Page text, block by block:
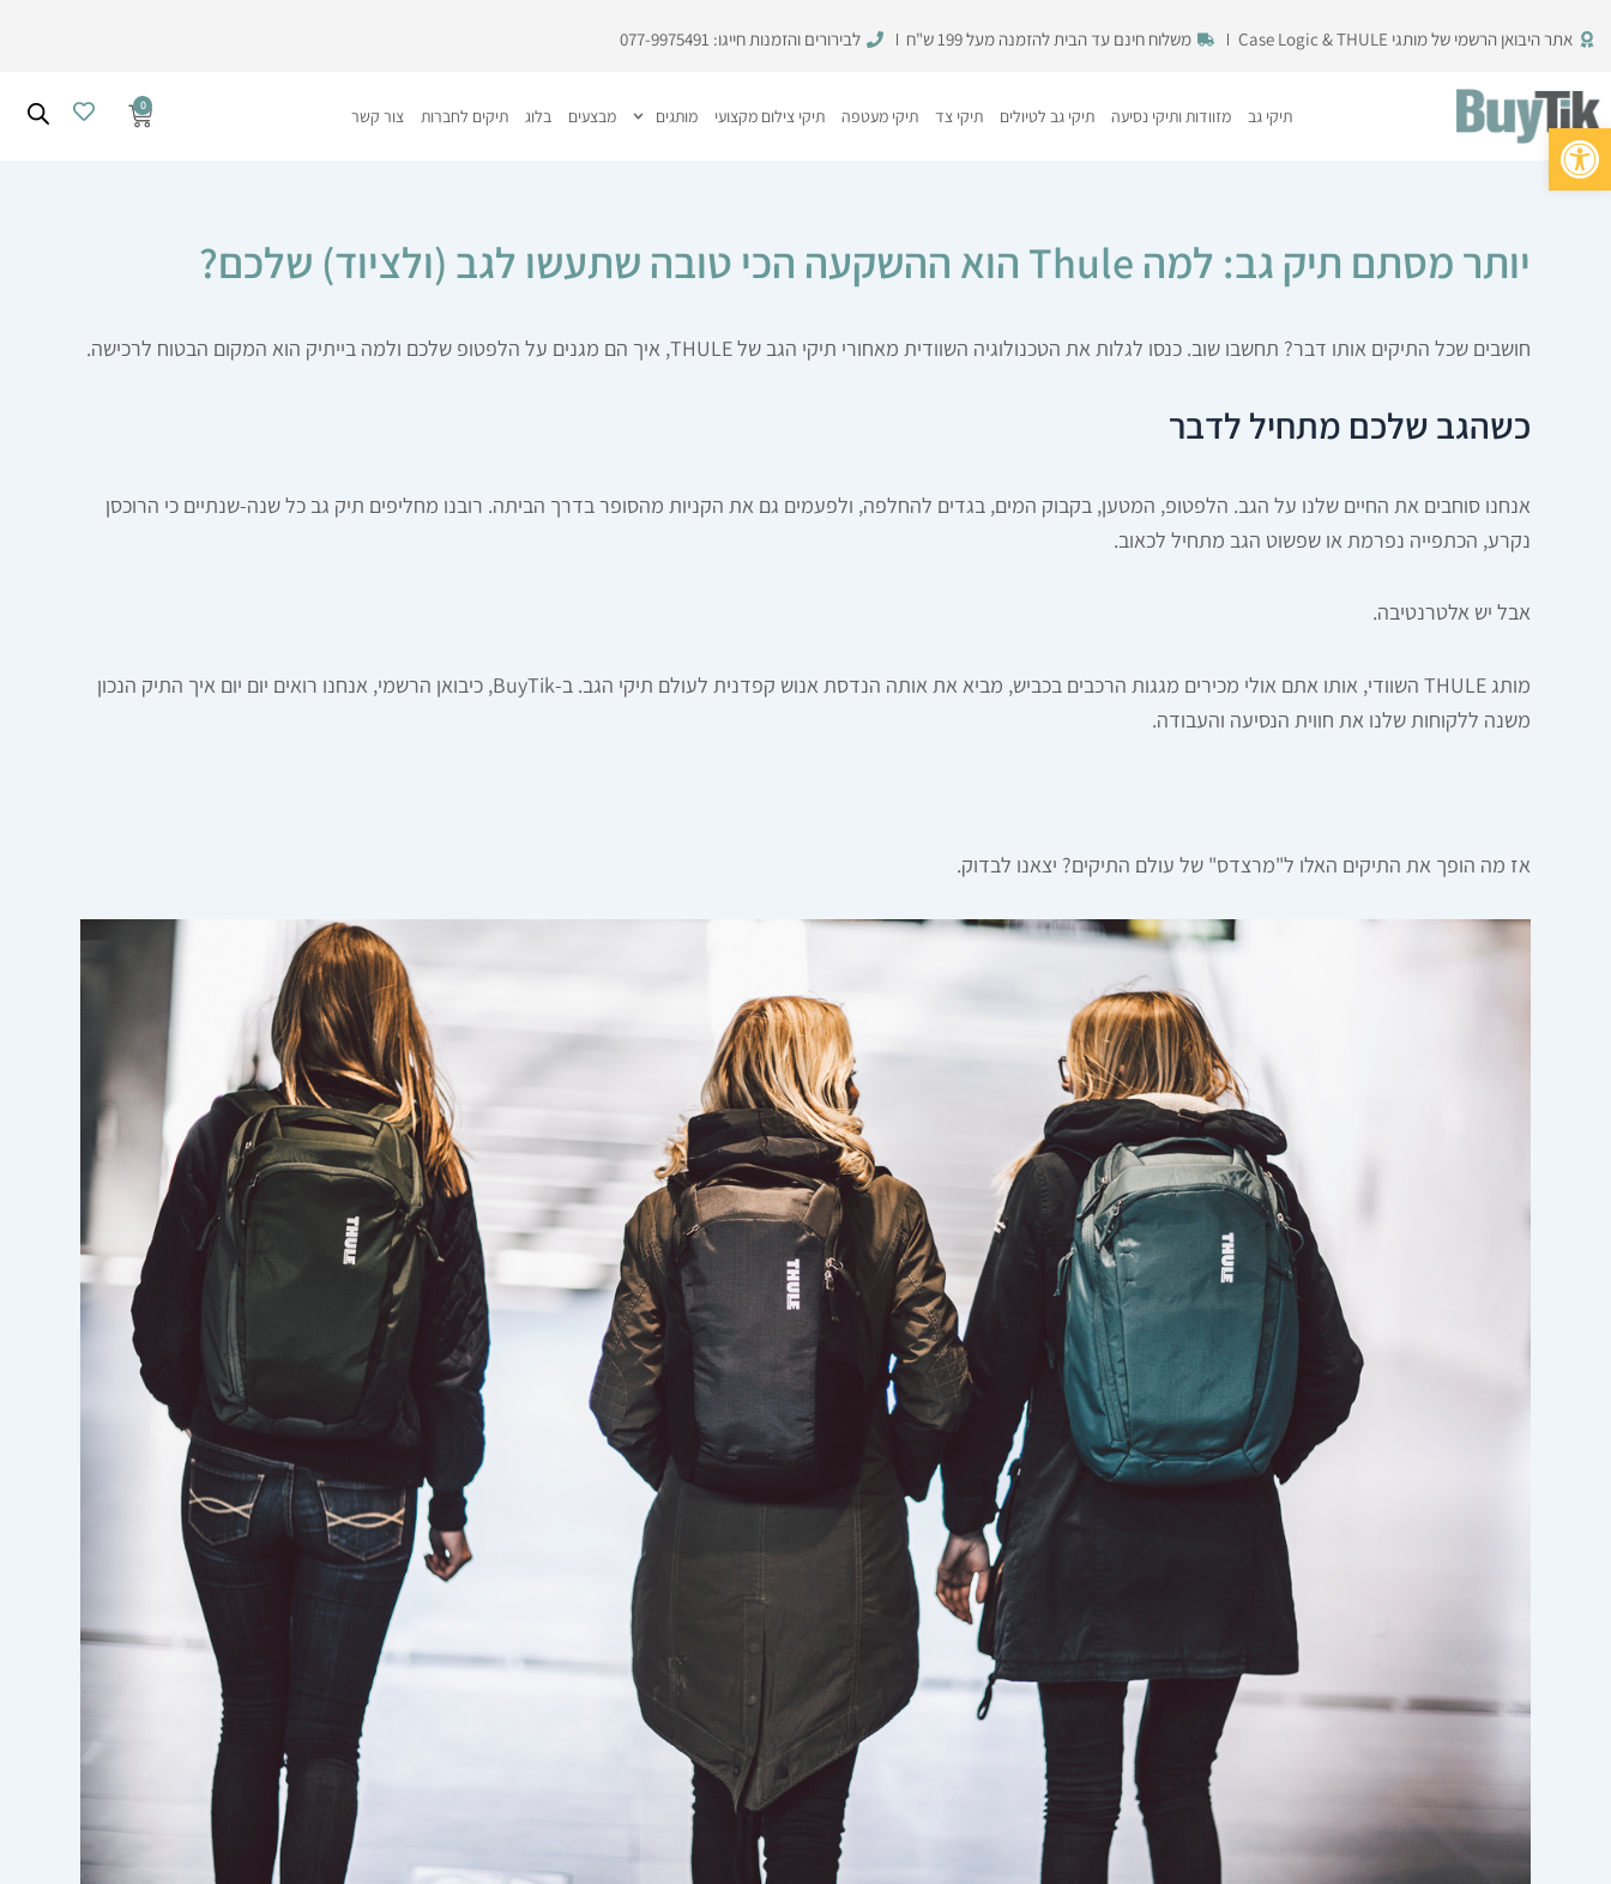
פתח סרגל נגישות
לתוכןאתר היבואן הרשמי של מותגי Case Logic & THULE משלוח חינם עד הבית להזמנה מעל 199 ש"ח לבירורים והזמנות חייגו: 077-9975491
תיקי גב מזוודות ותיקי נסיעה תיקי גב לטיולים תיקי צד תיקי מעטפה תיקי צילום מקצועי מותגים מבצעים בלוג תיקים לחברות צור קשר
0
עגלת
קניות
יותר מסתם תיק גב: למה Thule הוא ההשקעה הכי טובה שתעשו לגב (ולציוד) שלכם?
חושבים שכל התיקים אותו דבר? תחשבו שוב. כנסו לגלות את הטכנולוגיה השוודית מאחורי תיקי הגב של THULE, איך הם מגנים על הלפטופ שלכם ולמה בייתיק הוא המקום הבטוח לרכישה.
כשהגב שלכם מתחיל לדבר
אנחנו סוחבים את החיים שלנו על הגב. הלפטופ, המטען, בקבוק המים, בגדים להחלפה, ולפעמים גם את הקניות מהסופר בדרך הביתה. רובנו מחליפים תיק גב כל שנה-שנתיים כי הרוכסן
נקרע, הכתפייה נפרמת או שפשוט הגב מתחיל לכאוב.
אבל יש אלטרנטיבה.
מותג THULE השוודי, אותו אתם אולי מכירים מגגות הרכבים בכביש, מביא את אותה הנדסת אנוש קפדנית לעולם תיקי הגב. ב-BuyTik, כיבואן הרשמי, אנחנו רואים יום יום איך התיק הנכון
משנה ללקוחות שלנו את חווית הנסיעה והעבודה.
אז מה הופך את התיקים האלו ל"מרצדס" של עולם התיקים? יצאנו לבדוק.